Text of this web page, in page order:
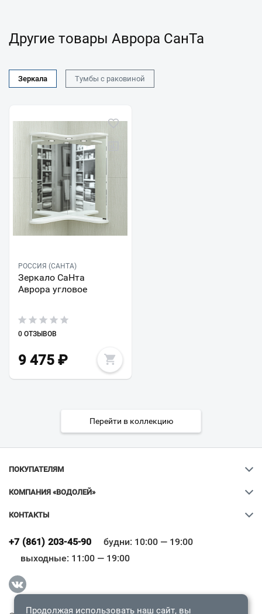
Другие товары Аврора СанТа
Зеркала Тумбы с раковиной
РОССИЯ (САНТА)
Зеркало СаНта
Аврора угловое
0 ОТЗЫВОВ
9 475 ₽
Перейти в коллекцию
ПОКУПАТЕЛЯМ
КОМПАНИЯ «ВОДОЛЕЙ»
КОНТАКТЫ
+7 (861) 203-45-90
будни: 10:00 — 19:00
выходные: 11:00 — 19:00
Всё верно
Продолжая использовать наш сайт, вы